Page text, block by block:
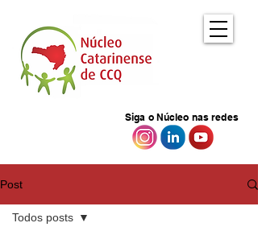
Siga o Núcleo nas redes
Post
Todos posts